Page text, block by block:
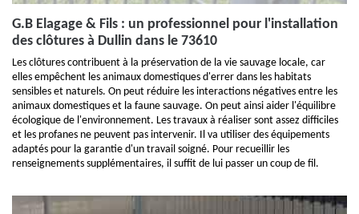
G.B Elagage & Fils : un professionnel pour l'installation
des clôtures à Dullin dans le 73610
Les clôtures contribuent à la préservation de la vie sauvage locale, car
elles empêchent les animaux domestiques d'errer dans les habitats
sensibles et naturels. On peut réduire les interactions négatives entre les
animaux domestiques et la faune sauvage. On peut ainsi aider l'équilibre
écologique de l'environnement. Les travaux à réaliser sont assez difficiles
et les profanes ne peuvent pas intervenir. Il va utiliser des équipements
adaptés pour la garantie d'un travail soigné. Pour recueillir les
renseignements supplémentaires, il suffit de lui passer un coup de fil.